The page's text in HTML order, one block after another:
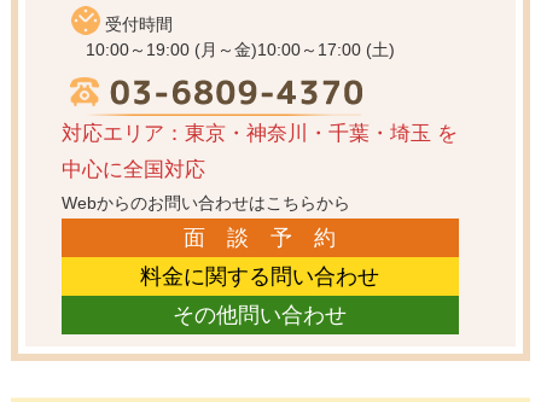
受付時間
10:00～19:00 (月～金)10:00～17:00 (土)
対応エリア：東京・神奈川・千葉・埼玉 を
中心に全国対応
Webからのお問い合わせはこちらから
面 談 予 約
料金に関する問い合わせ
その他問い合わせ